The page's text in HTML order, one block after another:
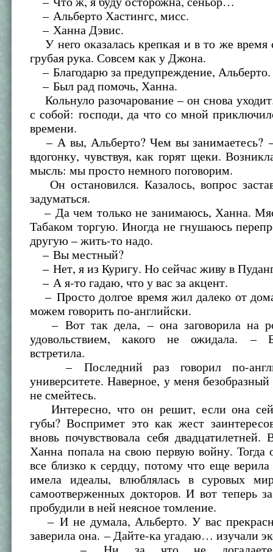
– Альберто Хастингс, мисс.
– Ханна Дэвис.
У него оказалась крепкая и в то же время
грубая рука. Совсем как у Джона.
– Благодарю за предупреждение, Альберто.
– Был рад помочь, Ханна.
Кольнуло разочарование – он снова
с собой: господи, да что со мной
времени.
– А вы, Альберто? Чем вы занимаетесь?
вдогонку, чувствуя, как горят щеки.
мысль: мы просто немного поговорим.
Он остановился. Казалось, вопрос
задуматься.
– Да чем только не занимаюсь, Ханна.
Табаком торгую. Иногда не гнушаюсь
другую – жить-то надо.
– Вы местный?
– Нет, я из Куригу. Но сейчас живу в
– А я-то гадаю, что у вас за акцент.
– Просто долгое время жил далеко от
можем говорить по-английски.
– Вот так дела, – она заговорила на
удовольствием, какого не ожидала. –
встретила.
– Последний раз говорил по-
университете. Наверное, у меня
не смейтесь.
Интересно, что он решит, если она
губы? Воспримет это как жест
вновь почувствовала себя двадцатилетней.
Ханна попала на свою первую войну. Тогда
все близко к сердцу, потому что еще
имела идеалы, влюблялась в суровых
самоотверженных докторов. И вот теперь
пробудили в ней неясное томление.
– И не думала, Альберто. У вас
заверила она. – Дайте-ка угадаю… изучали